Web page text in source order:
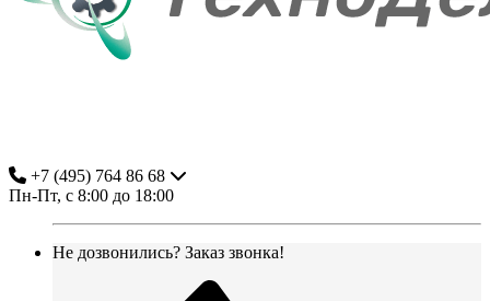
+7 (495) 764 86 68
Пн-Пт, с 8:00 до 18:00
Не дозвонились? Заказ звонка!